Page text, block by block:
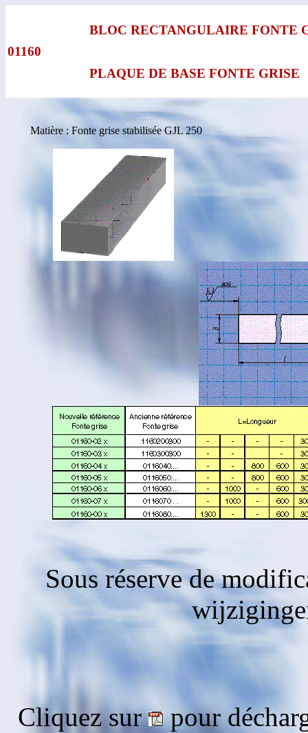
01160
BLOC RECTANGULAIRE FONTE
PLAQUE DE BASE FONTE GRISE
Matière : Fonte grise stabilisée GJL 250
Sous réserve de
Cliquez sur pour